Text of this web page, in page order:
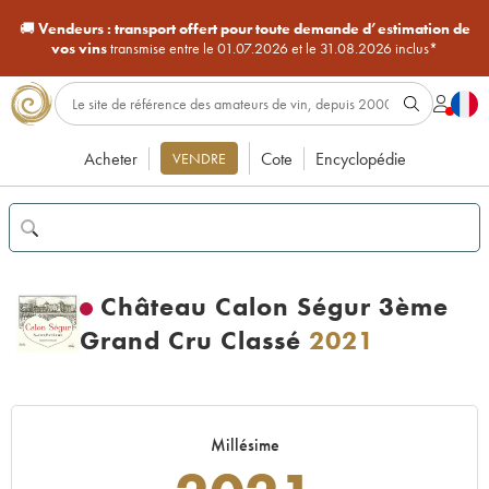
🚚Vendeurs : transport offert pour toute demande d’estimation de
vos vinstransmise entre le 01.07.2026 et le 31.08.2026 inclus*
Acheter VENDRE Cote Encyclopédie
Château Calon Ségur 3ème
Grand Cru Classé 2021
Millésime